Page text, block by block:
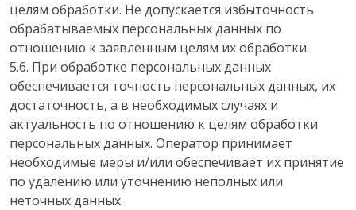
целям обработки. Не допускается избыточность
обрабатываемых персональных данных по
отношению к заявленным целям их обработки.
5.6. При обработке персональных данных
обеспечивается точность персональных данных, их
достаточность, а в необходимых случаях и
актуальность по отношению к целям обработки
персональных данных. Оператор принимает
необходимые меры и/или обеспечивает их принятие
по удалению или уточнению неполных или
неточных данных.